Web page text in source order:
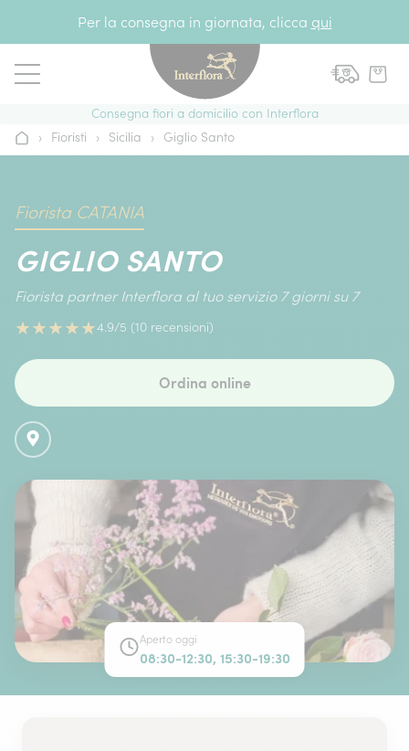
Per la consegna in giornata, clicca qui
Consegna fiori a domicilio con Interflora
Home› Fioristi › Sicilia › Giglio Santo
Fiorista CATANIA
GIGLIO SANTO
Fiorista partner Interflora al tuo servizio 7 giorni su 7
★★★★★4.9/5 (10 recensioni)
Ordina online
Aperto oggi
08:30-12:30, 15:30-19:30